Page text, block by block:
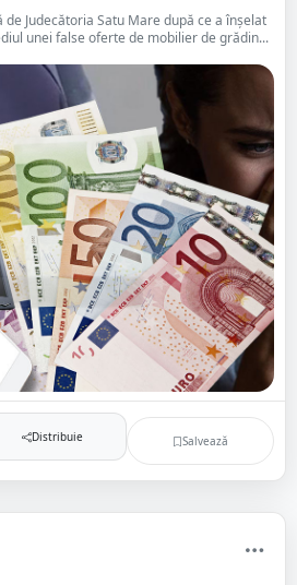
Judecătoria Satu Mare după ce a înșelat
unei false oferte de mobilier de grădin...
Distribuie Salvează